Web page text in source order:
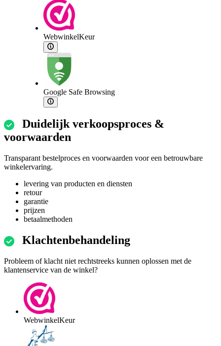
WebwinkelKeur
Google Safe Browsing
Duidelijk verkoopsproces &
voorwaarden
Transparant bestelproces en voorwaarden voor een betrouwbare
winkelervaring.
levering van producten en diensten
retour
garantie
prijzen
betaalmethoden
Klachtenbehandeling
Probleem of klacht niet rechtstreeks kunnen oplossen met de
klantenservice van de winkel?
WebwinkelKeur